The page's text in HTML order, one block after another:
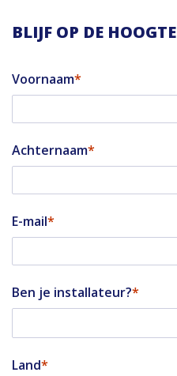
BLIJF OP DE HOOGTE
Voornaam
Achternaam
E-mail
Ben je installateur?
Land